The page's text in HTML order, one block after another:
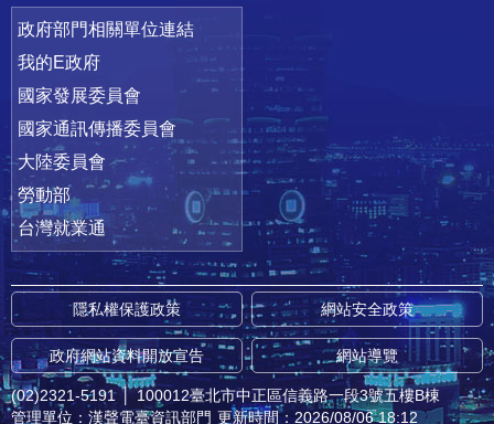
政府部門相關單位連結
我的E政府
國家發展委員會
國家通訊傳播委員會
大陸委員會
勞動部
台灣就業通
隱私權保護政策 網站安全政策
政府網站資料開放宣告 網站導覽
(02)2321-5191 │ 100012臺北市中正區信義路一段3號五樓B棟
管理單位：漢聲電臺資訊部門 更新時間：2026/08/06 18:12